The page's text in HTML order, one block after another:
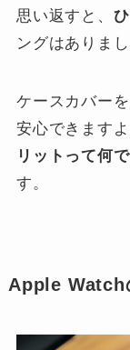
思い返すと、
ングはありまし
ケースカバー
安心できますよ
リットって何
す。
Apple Watch